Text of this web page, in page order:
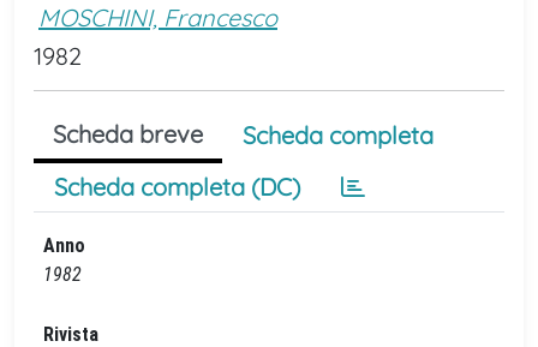
MOSCHINI, Francesco
1982
Scheda breve
Scheda completa
Scheda completa (DC)
Anno
1982
Rivista